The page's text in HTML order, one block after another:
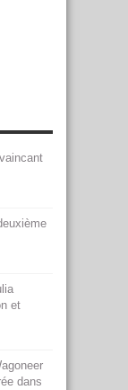
et
dans